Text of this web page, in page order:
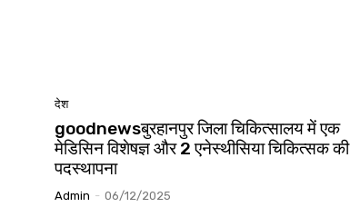
देश
goodnewsबुरहानपुर जिला चिकित्सालय में एक
मेडिसिन विशेषज्ञ और 2 एनेस्थीसिया चिकित्सक की
पदस्थापना
Admin - 06/12/2025